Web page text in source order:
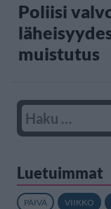
Poliisi
muistutus
Luetuimmat
PÄIVÄ VIIKKO